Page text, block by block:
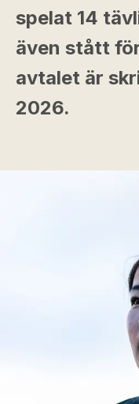
spelat 14
även stått
avtalet är
2026.